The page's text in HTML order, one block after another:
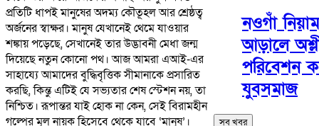
প্রতিটি ধাপই মানুষের অদম্য কৌতূহল আর শ্রেষ্ঠত্ব
অর্জনের স্বাক্ষর। মানুষ যেখানেই থেমে যাওয়ার
শঙ্কায় পড়েছে, সেখানেই তার উদ্ভাবনী মেধা জন্ম
দিয়েছে নতুন কোনো পথ। আজ আমরা এআই-এর
সাহায্যে আমাদের বুদ্ধিবৃত্তিক সীমানাকে প্রসারিত
করছি, কিন্তু এটিই যে সভ্যতার শেষ স্টেশন নয়, তা
নিশ্চিত। রূপান্তর যাই হোক না কেন, সেই বিরামহীন
গল্পের মূল নায়ক হিসেবে থেকে যাবে ‘মানুষ’।
নওগাঁ
আড়ালে
পরিবেশন
যুবসমাজ
সব খবর